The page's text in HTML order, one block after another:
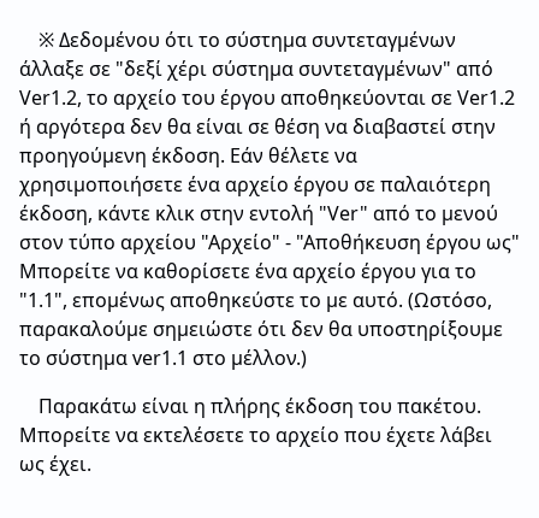
※ Δεδομένου ότι το σύστημα συντεταγμένων
άλλαξε σε "δεξί χέρι σύστημα συντεταγμένων" από
Ver1.2, το αρχείο του έργου αποθηκεύονται σε Ver1.2
ή αργότερα δεν θα είναι σε θέση να διαβαστεί στην
προηγούμενη έκδοση. Εάν θέλετε να
χρησιμοποιήσετε ένα αρχείο έργου σε παλαιότερη
έκδοση, κάντε κλικ στην εντολή "Ver" από το μενού
στον τύπο αρχείου "Αρχείο" - "Αποθήκευση έργου ως"
Μπορείτε να καθορίσετε ένα αρχείο έργου για το
"1.1", επομένως αποθηκεύστε το με αυτό. (Ωστόσο,
παρακαλούμε σημειώστε ότι δεν θα υποστηρίξουμε
το σύστημα ver1.1 στο μέλλον.)
Παρακάτω είναι η πλήρης έκδοση του πακέτου.
Μπορείτε να εκτελέσετε το αρχείο που έχετε λάβει
ως έχει.